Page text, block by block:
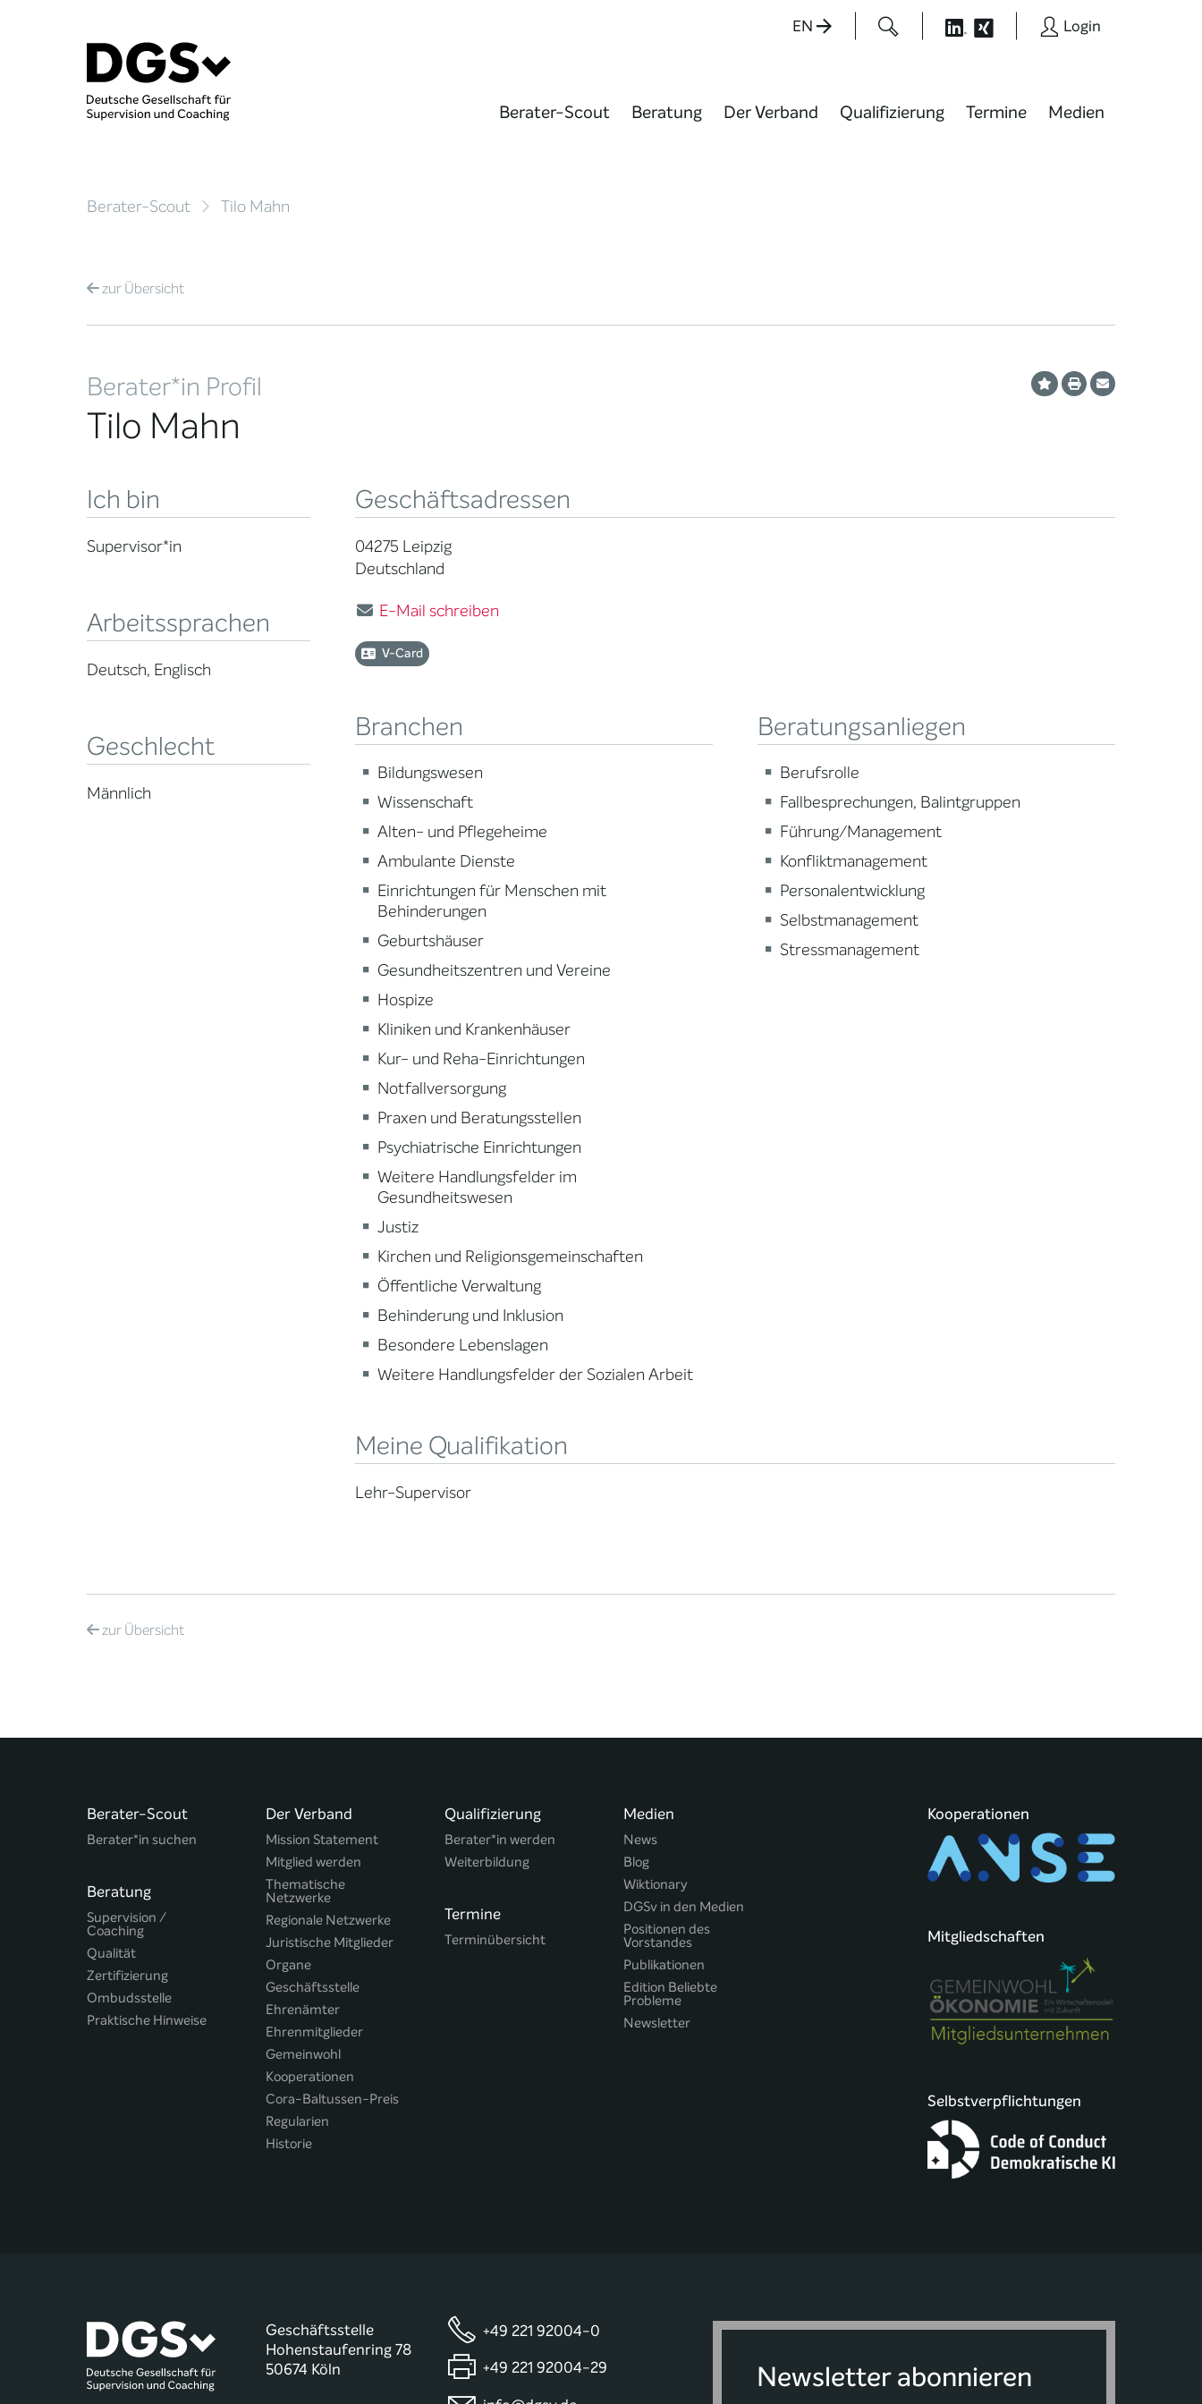
EN Login
Berater-Scout Beratung Der Verband Qualifizierung Termine Medien
Berater-Scout Tilo Mahn
zurÜbersicht
Berater*in Profil
Tilo Mahn
Ich bin
Supervisor*in
Arbeitssprachen
Deutsch, Englisch
Geschlecht
Männlich
Geschäftsadressen
04275 Leipzig
Deutschland
E-Mail schreiben
V-Card
Branchen
Bildungswesen
Wissenschaft
Alten- und Pflegeheime
Ambulante Dienste
Einrichtungen für Menschen mit
Behinderungen
Geburtshäuser
Gesundheitszentren und Vereine
Hospize
Kliniken und Krankenhäuser
Kur- und Reha-Einrichtungen
Notfallversorgung
Praxen und Beratungsstellen
Psychiatrische Einrichtungen
Weitere Handlungsfelder im
Gesundheitswesen
Justiz
Kirchen und Religionsgemeinschaften
Öffentliche Verwaltung
Behinderung und Inklusion
Besondere Lebenslagen
Weitere Handlungsfelder der Sozialen Arbeit
Beratungsanliegen
Berufsrolle
Fallbesprechungen, Balintgruppen
Führung/Management
Konfliktmanagement
Personalentwicklung
Selbstmanagement
Stressmanagement
Meine Qualifikation
Lehr-Supervisor
zurÜbersicht
Berater-Scout
Berater*in suchen
Beratung
Supervision /
Coaching
Qualität
Zertifizierung
Ombudsstelle
Praktische Hinweise
Der Verband
Mission Statement
Mitglied werden
Thematische
Netzwerke
Regionale Netzwerke
Juristische Mitglieder
Organe
Geschäftsstelle
Ehrenämter
Ehrenmitglieder
Gemeinwohl
Kooperationen
Cora-Baltussen-Preis
Regularien
Historie
Qualifizierung
Berater*in werden
Weiterbildung
Termine
Terminübersicht
Medien
News
Blog
Wiktionary
DGSv in den Medien
Positionen des
Vorstandes
Publikationen
Edition Beliebte
Probleme
Newsletter
Kooperationen
Mitgliedschaften
Selbstverpflichtungen
Geschäftsstelle
Hohenstaufenring 78
50674 Köln
+49 221 92004-0
+49 221 92004-29
Newsletter abonnieren